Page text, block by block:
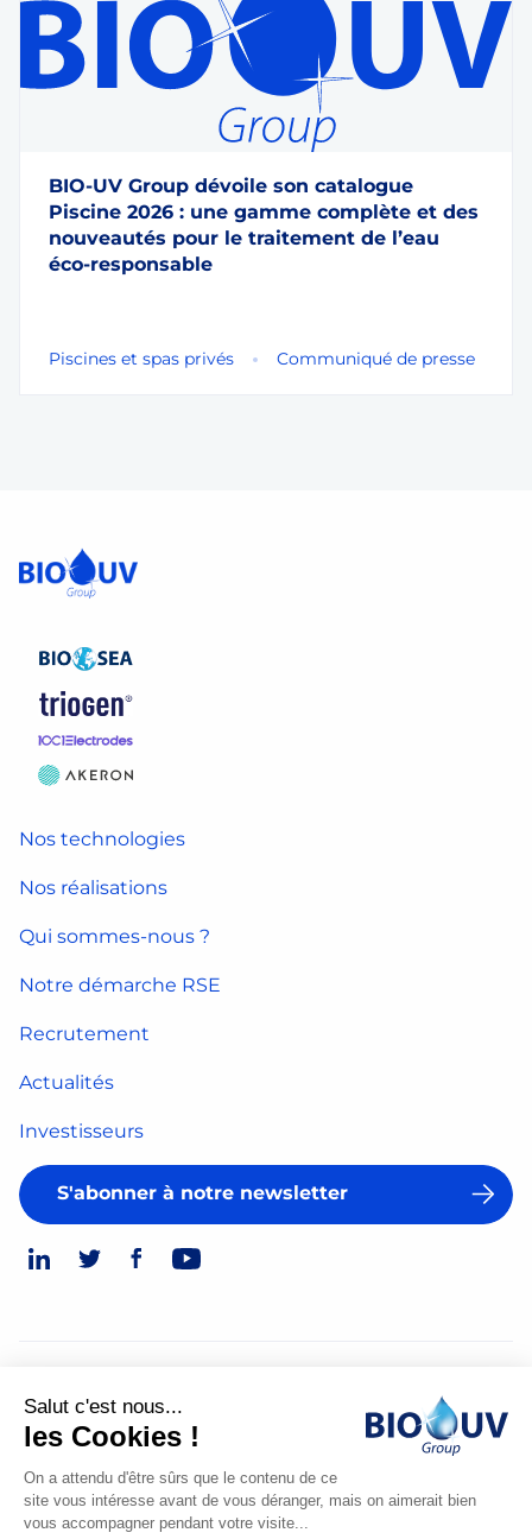
BIO-UV Group dévoile son catalogue
Piscine 2026 : une gamme complète et des
nouveautés pour le traitement de l’eau
éco-responsable
Piscines et spas privés Communiqué de presse
Nos technologies
Nos réalisations
Qui sommes-nous ?
Notre démarche RSE
Recrutement
Actualités
Investisseurs
S'abonner à notre newsletter
Mentions légales
Made
Salut c'est nous...
les Cookies !
On a attendu d'être sûrs que le contenu de ce
site vous intéresse avant de vous déranger, mais on aimerait bien
vous accompagner pendant votre visite...